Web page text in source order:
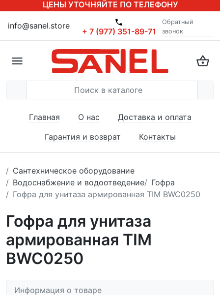
ЦЕНЫ УТОЧНЯЙТЕ ПО ТЕЛЕФОНУ
info@sanel.store
+ 7 (977) 351-89-71
Обратный
звонок
Главная О нас
Доставка и оплата
Гарантия и возврат
Контакты
Сантехническое оборудование
Водоснабжение и водоотведение
Гофра
Гофра для унитаза армированная TIM BWC0250
Гофра для унитаза
армированная TIM
BWC0250
Информация о товаре